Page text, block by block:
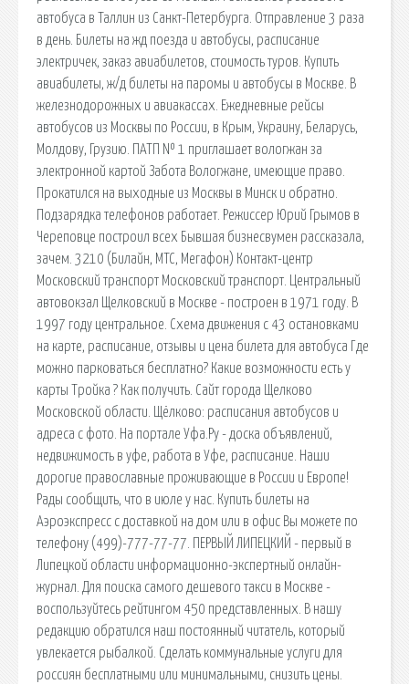
автобуса в Таллин из Санкт-Петербурга. Отправление 3 раза
в день. Билеты на жд поезда и автобусы, расписание
электричек, заказ авиабилетов, стоимость туров. Купить
авиабилеты, ж/д билеты на паромы и автобусы в Москве. В
железнодорожных и авиакассах. Ежедневные рейсы
автобусов из Москвы по России, в Крым, Украину, Беларусь,
Молдову, Грузию. ПАТП № 1 приглашает вологжан за
электронной картой Забота Вологжане, имеющие право.
Прокатился на выходные из Москвы в Минск и обратно.
Подзарядка телефонов работает. Режиссер Юрий Грымов в
Череповце построил всех Бывшая бизнесвумен рассказала,
зачем. 3210 (Билайн, МТС, Мегафон) Контакт-центр
Московский транспорт Московский транспорт. Центральный
автовокзал Щелковский в Москве - построен в 1971 году. В
1997 году центральное. Схема движения с 43 остановками
на карте, расписание, отзывы и цена билета для автобуса Где
можно парковаться бесплатно? Какие возможности есть у
карты Тройка ? Как получить. Сайт города Щелково
Московской области. Щёлково: расписания автобусов и
адреса с фото. На портале Уфа.Ру - доска объявлений,
недвижимость в уфе, работа в Уфе, расписание. Наши
дорогие православные проживающие в России и Европе!
Рады сообщить, что в июле у нас. Купить билеты на
Аэроэкспресс с доставкой на дом или в офис Вы можете по
телефону (499)-777-77-77. ПЕРВЫЙ ЛИПЕЦКИЙ - первый в
Липецкой области информационно-экспертный онлайн-
журнал. Для поиска самого дешевого такси в Москве -
воспользуйтесь рейтингом 450 представленных. В нашу
редакцию обратился наш постоянный читатель, который
увлекается рыбалкой. Сделать коммунальные услуги для
россиян бесплатными или минимальными, снизить цены.